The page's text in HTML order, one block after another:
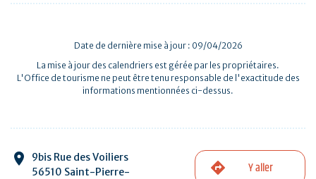
Date de dernière mise à jour : 09/04/2026
La mise à jour des calendriers est gérée par les propriétaires.
L'Office de tourisme ne peut être tenu responsable de l'exactitude des
informations mentionnées ci-dessus.
9bis Rue des Voiliers
56510 Saint-Pierre-
Y aller